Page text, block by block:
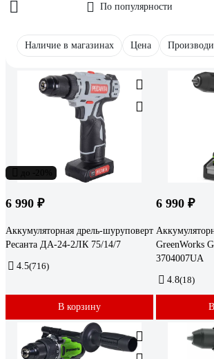
По популярности
Наличие в магазинах Цена
6 990 ₽
Аккумуляторная дрель-шуруповерт
Ресанта ДА-24-2ЛК 75/14/7
4.5(716)
В корзину
6 990 ₽
GreenWorks
3704007UA
4.8(18)